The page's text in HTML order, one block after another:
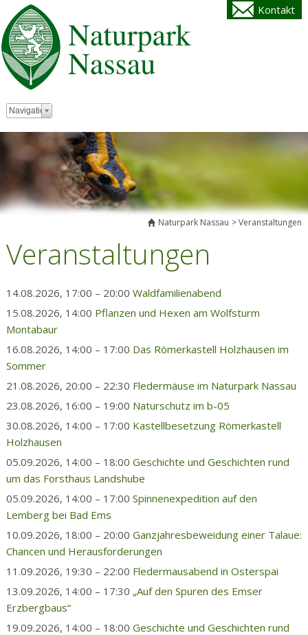
Kontakt
Zielseite
Navigation
Naturpark Nassau Veranstaltungen
Veranstaltungen
14.08.2026, 17:00 – 20:00 Waldfamilienabend
15.08.2026, 14:00 Pflanzen und Hexen am Wolfsturm
Montabaur
16.08.2026, 14:00 – 17:00 Das Römerkastell Holzhausen im
Sommer
21.08.2026, 20:00 – 22:30 Fledermäuse im Naturpark Nassau
23.08.2026, 16:00 – 19:00 Naturschutz im b-05
30.08.2026, 14:00 – 17:00 Kastellbesetzung Römerkastell
Holzhausen
05.09.2026, 14:00 – 18:00 Geschichte und Geschichten rund
um das Forsthaus Landshube
05.09.2026, 14:00 – 17:00 Spinnenexpedition auf den
Lemberg bei Bad Ems
10.09.2026, 18:00 – 20:00 Ganzjahresbeweidung einer Talaue:
Chancen und Herausforderungen
11.09.2026, 19:30 – 22:00 Fledermausabend in Osterspai
13.09.2026, 14:00 – 17:30 „Auf den Spuren des Emser
Erzbergbaus“
19.09.2026, 14:00 – 18:00 Geschichte und Geschichten rund